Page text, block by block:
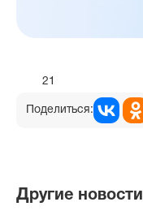
21
Поделиться:
Другие новости